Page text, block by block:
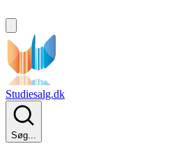
Studiesalg.dk
Søg...